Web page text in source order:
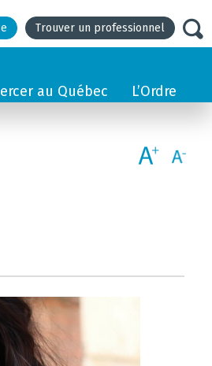
Trouver un professionnel
au Québec L’Ordre